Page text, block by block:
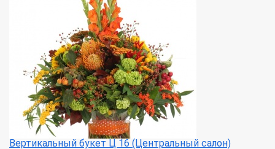
Вертикальный букет Ц 16 (Центральный салон)